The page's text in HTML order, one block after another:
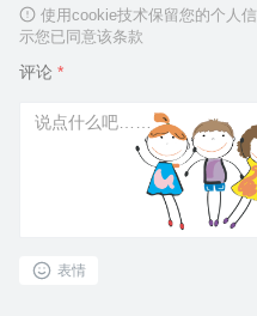
使用cookie技术保留您的个人
示您已同意该条款
评论 *
表情